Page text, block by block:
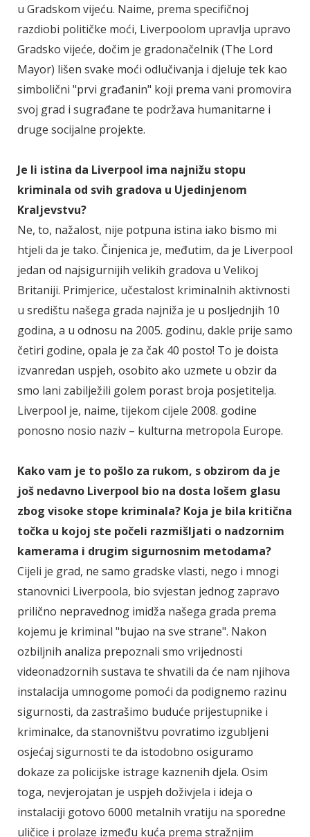
u Gradskom vijeću. Naime, prema specifičnoj
razdiobi političke moći, Liverpoolom upravlja upravo
Gradsko vijeće, dočim je gradonačelnik (The Lord
Mayor) lišen svake moći odlučivanja i djeluje tek kao
simbolični "prvi građanin" koji prema vani promovira
svoj grad i sugrađane te podržava humanitarne i
druge socijalne projekte.
Je li istina da Liverpool ima najnižu stopu
kriminala od svih gradova u Ujedinjenom
Kraljevstvu?
Ne, to, nažalost, nije potpuna istina iako bismo mi
htjeli da je tako. Činjenica je, međutim, da je Liverpool
jedan od najsigurnijih velikih gradova u Velikoj
Britaniji. Primjerice, učestalost kriminalnih aktivnosti
u središtu našega grada najniža je u posljednjih 10
godina, a u odnosu na 2005. godinu, dakle prije samo
četiri godine, opala je za čak 40 posto! To je doista
izvanredan uspjeh, osobito ako uzmete u obzir da
smo lani zabilježili golem porast broja posjetitelja.
Liverpool je, naime, tijekom cijele 2008. godine
ponosno nosio naziv – kulturna metropola Europe.
Kako vam je to pošlo za rukom, s obzirom da je
još nedavno Liverpool bio na dosta lošem glasu
zbog visoke stope kriminala? Koja je bila kritična
točka u kojoj ste počeli razmišljati o nadzornim
kamerama i drugim sigurnosnim metodama?
Cijeli je grad, ne samo gradske vlasti, nego i mnogi
stanovnici Liverpoola, bio svjestan jednog zapravo
prilično nepravednog imidža našega grada prema
kojemu je kriminal "bujao na sve strane". Nakon
ozbiljnih analiza prepoznali smo vrijednosti
videonadzornih sustava te shvatili da će nam njihova
instalacija umnogome pomoći da podignemo razinu
sigurnosti, da zastrašimo buduće prijestupnike i
kriminalce, da stanovništvu povratimo izgubljeni
osjećaj sigurnosti te da istodobno osiguramo
dokaze za policijske istrage kaznenih djela. Osim
toga, nevjerojatan je uspjeh doživjela i ideja o
instalaciji gotovo 6000 metalnih vratiju na sporedne
uličice i prolaze između kuća prema stražnjim